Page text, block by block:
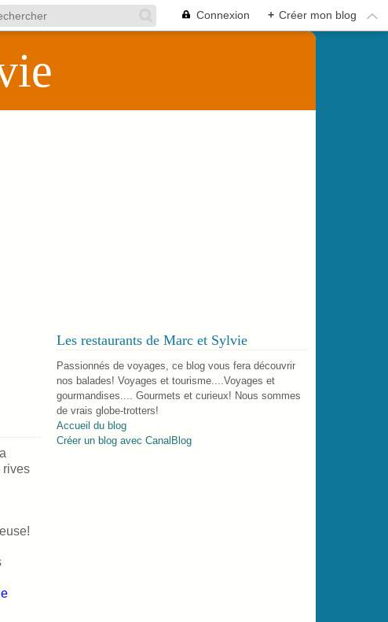
Connexion + Créer mon blog
rives
Les restaurants de Marc et Sylvie
Passionnés de voyages, ce blog vous fera découvrir
nos balades! Voyages et tourisme....Voyages et
gourmandises.... Gourmets et curieux! Nous sommes
de vrais globe-trotters!
Accueil du blog
Créer un blog avec CanalBlog